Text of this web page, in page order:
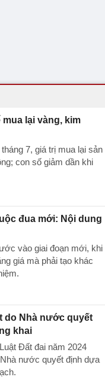
mua lại vàng, kim
7, giá trị mua lại sản
con số giảm dần khi
đua mới: Nội dung
vào giai đoạn mới, khi
giá mà phải tạo khác
do Nhà nước quyết
khai
Đất đai năm 2024
nước quyết định dựa